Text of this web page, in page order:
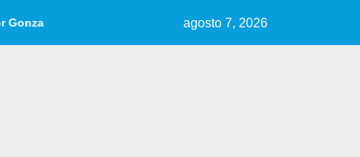
Garlo. Reseña de «Cuentos, Ideas, Fragmentos» | Por
agosto 7, 2026